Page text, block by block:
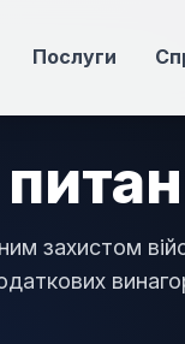
Послуги
захистом